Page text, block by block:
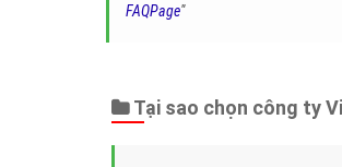
FAQPage"
Tại sao chọn công ty